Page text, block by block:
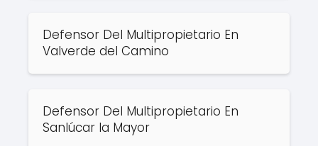
Defensor Del Multipropietario En
Valverde del Camino
Defensor Del Multipropietario En
Sanlúcar la Mayor